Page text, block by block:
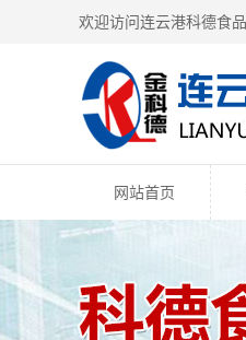
欢迎访问连云港科德食
网站首页